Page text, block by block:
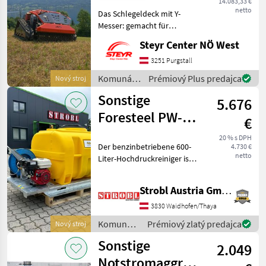
Nový stroj
netto
Das Schlegeldeck mit Y-
Messer: gemacht für
Messer-System des JACK
Schlegel ist die
kompromisslose Antwort
auf anspruchsvollste
Pflegeaufg
Steyr Center NÖ West
3251 Purgstall
Komunálne
stroje /
Jack
Prémiový Plus predajca
Nový stroj
Sonstige
Foresteel PW-
Hochdruckreiniger
5.676
€
20 % s DPH
4.730 €
netto
Der benzinbetriebene 600-
Liter-Hochdruckreiniger ist
integriertem Wassertank,
Druckpumpe und
Schlauchsystem – alles mo
Strobl Austria GmbH
3830 Waidhofen/Thaya
Komunálne
stroje /
Sonstige
Prémiový zlatý predajca
Sonstige
2.049